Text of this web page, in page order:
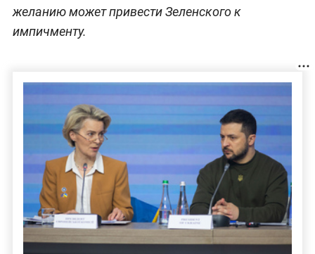
желанию может привести Зеленского к
импичменту.